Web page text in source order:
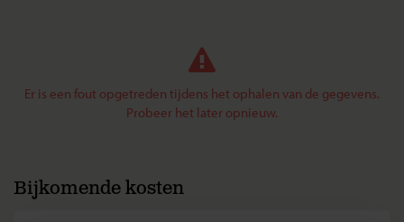
Er is een fout opgetreden tijdens het ophalen van de gegevens.
Probeer het later opnieuw.
Bijkomende kosten